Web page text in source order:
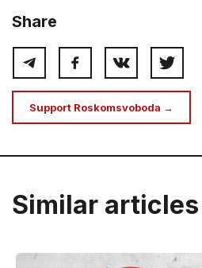
Share
Support Roskomsvoboda →
Similar articles